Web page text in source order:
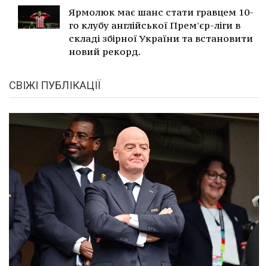
Ярмолюк має шанс стати гравцем 10-
го клубу англійської Прем'єр-ліги в
складі збірної України та встановити
новий рекорд.
СВІЖІ ПУБЛІКАЦІЇ